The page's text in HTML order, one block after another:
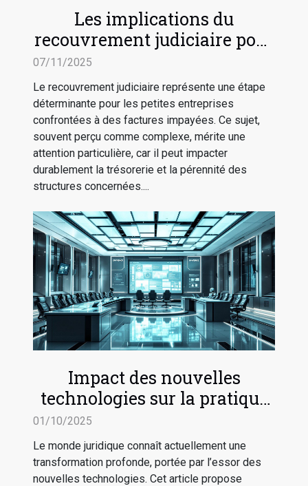
Les implications du
recouvrement judiciaire pour
les petites entreprises
07/11/2025
Le recouvrement judiciaire représente une étape
déterminante pour les petites entreprises
confrontées à des factures impayées. Ce sujet,
souvent perçu comme complexe, mérite une
attention particulière, car il peut impacter
durablement la trésorerie et la pérennité des
structures concernées....
Impact des nouvelles
technologies sur la pratique
01/10/2025
Le monde juridique connaît actuellement une
transformation profonde, portée par l’essor des
nouvelles technologies. Cet article propose